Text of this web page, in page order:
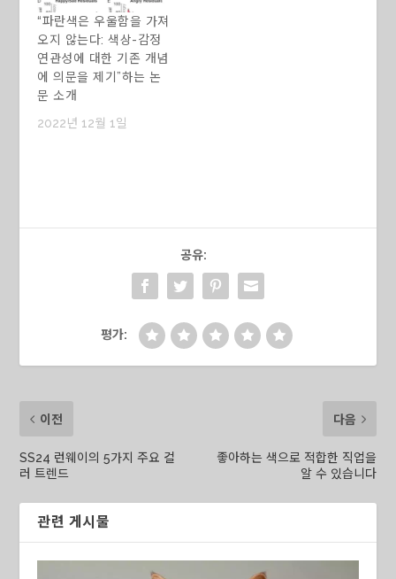
“파란색은 우울함을 가져
오지 않는다: 색상-감정
연관성에 대한 기존 개념
에 의문을 제기”하는 논
문 소개
2022년 12월 1일
공유:
평가:
이전
SS24 런웨이의 5가지 주요 컬
러 트렌드
다음
좋아하는 색으로 적합한 직업을
알 수 있습니다
관련 게시물